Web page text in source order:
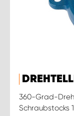
360-Grad-
Schraubstocks